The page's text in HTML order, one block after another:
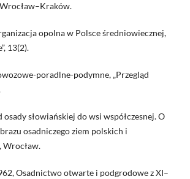
opolna w Polsce średniowiecznej,
13(2).
poradlne-podymne, „Przegląd
osady słowiańskiej do wsi współczesnej. O
osadniczego ziem polskich i
Wrocław.
Osadnictwo otwarte i podgrodowe z XI–